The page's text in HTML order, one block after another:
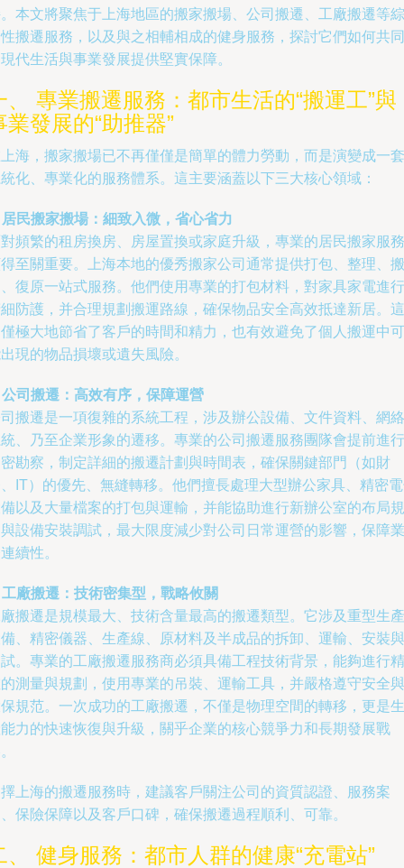
本文將聚焦于上海地區的搬家搬場、公司搬遷、工廠搬遷等綜
搬遷服務，以及與之相輔相成的健身服務，探討它們如何共同
代生活與事業發展提供堅實保障。
、 專業搬遷服務：都市生活的“搬運工”與
業發展的“助推器”
海，搬家搬場已不再僅僅是簡單的體力勞動，而是演變成一套
化、專業化的服務體系。這主要涵蓋以下三大核心領域：
民搬家搬場：細致入微，省心省力
頻繁的租房換房、房屋置換或家庭升級，專業的居民搬家服務
至關重要。上海本地的優秀搬家公司通常提供打包、整理、搬
復原一站式服務。他們使用專業的打包材料，對家具家電進行
防護，并合理規劃搬運路線，確保物品安全高效抵達新居。這
極大地節省了客戶的時間和精力，也有效避免了個人搬運中可
現的物品損壞或遺失風險。
司搬遷：高效有序，保障運營
搬遷是一項復雜的系統工程，涉及辦公設備、文件資料、網絡
、乃至企業形象的遷移。專業的公司搬遷服務團隊會提前進行
勘察，制定詳細的搬遷計劃與時間表，確保關鍵部門（如財
IT）的優先、無縫轉移。他們擅長處理大型辦公家具、精密
以及大量檔案的打包與運輸，并能協助進行新辦公室的布局規
設備安裝調試，最大限度減少對公司日常運營的影響，保障業
續性。
廠搬遷：技術密集型，戰略攸關
搬遷是規模最大、技術含量最高的搬遷類型。它涉及重型生產
、精密儀器、生產線、原材料及半成品的拆卸、運輸、安裝與
。專業的工廠搬遷服務商必須具備工程技術背景，能夠進行精
測量與規劃，使用專業的吊裝、運輸工具，并嚴格遵守安全與
規范。一次成功的工廠搬遷，不僅是物理空間的轉移，更是生
力的快速恢復與升級，關乎企業的核心競爭力和長期發展戰
上海的搬遷服務時，建議客戶關注公司的資質認證、服務案
保險保障以及客戶口碑，確保搬遷過程順利、可靠。
、 健身服務：都市人群的健康“充電站”